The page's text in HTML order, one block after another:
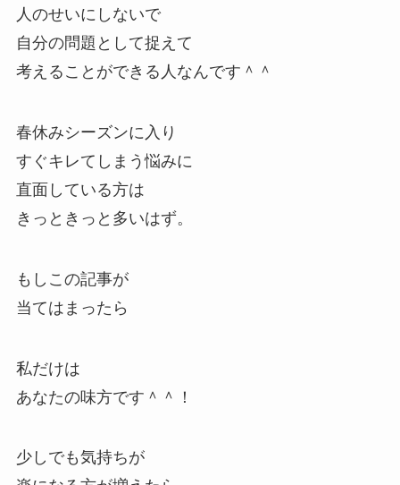
人のせいにしないで
自分の問題として捉えて
考えることができる人なんです＾＾
春休みシーズンに入り
すぐキレてしまう悩みに
直面している方は
きっときっと多いはず。
もしこの記事が
当てはまったら
私だけは
あなたの味方です＾＾！
少しでも気持ちが